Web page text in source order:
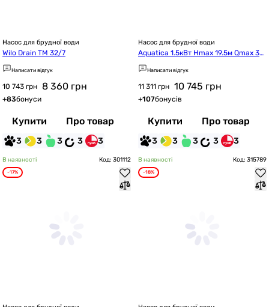
Насос для брудної води
Wilo Drain TM 32/7
Написати відгук
10 743 грн 8 360 грн
+83бонуси
Купити Про товар
3 3 3 3 3
Насос для брудної води
Aquatica 1.5кВт Hmax 19.5м Qmax 35
0л/хв з ножем (773434)
Написати відгук
11 311 грн 10 745 грн
+107бонусів
Купити Про товар
3 3 3 3 3
В наявності Код: 301112
-17%
В наявності Код: 315789
-18%